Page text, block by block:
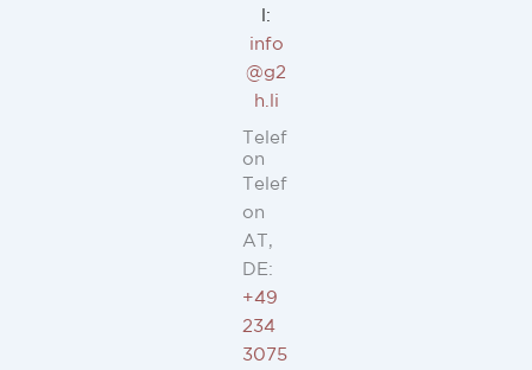
l:
info
@g2
h.li
Telef
on
Telef
on
AT,
DE:
+49
234
3075